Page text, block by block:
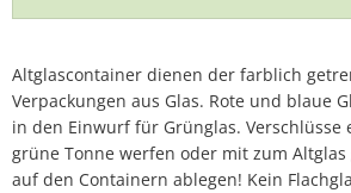
Altglascontainer dienen der farblich
Verpackungen aus Glas. Rote und blaue
in den Einwurf für Grünglas. Verschlüsse
grüne Tonne werfen oder mit zum
auf den Containern ablegen! Kein